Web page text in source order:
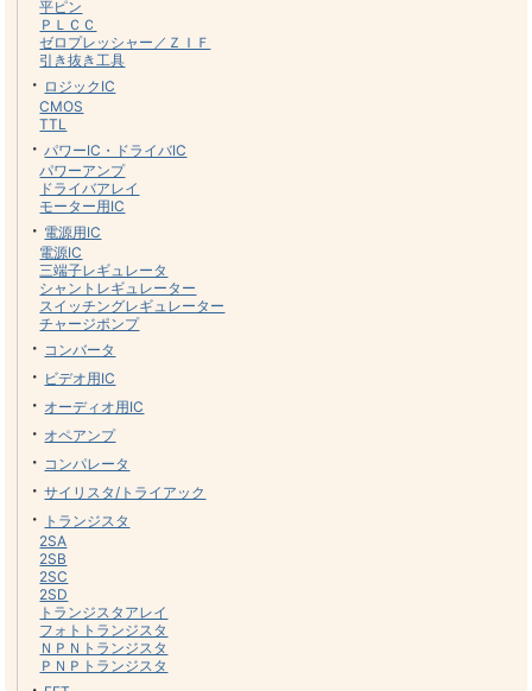
平ピン
ＰＬＣＣ
ゼロプレッシャー／ＺＩＦ
引き抜き工具
・ ロジックIC
CMOS
TTL
・パワーIC・ドライバIC
パワーアンプ
ドライバアレイ
モーター用IC
・ 電源用IC
電源IC
三端子レギュレータ
シャントレギュレーター
スイッチングレギュレーター
チャージポンプ
・ コンバータ
・ ビデオ用IC
・ オーディオ用IC
・ オペアンプ
・ コンパレータ
・サイリスタ/トライアック
・
トランジスタ
2SA
2SB
2SC
2SD
トランジスタアレイ
フォトトランジスタ
ＮＰＮトランジスタ
ＰＮＰトランジスタ